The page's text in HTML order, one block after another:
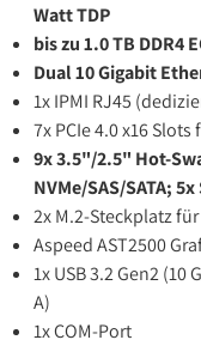
Watt TDP
bis zu 1.0 TB DDR4
Dual 10 Gigabit
1x IPMI RJ45
7x PCIe 4.0 x16
9x 3.5"/2.5" Hot-
NVMe/SAS/SATA; 5x
2x M.2-Steckplatz für
Aspeed AST2500
1x USB 3.2 Gen2 (10
A)
1x COM-Port